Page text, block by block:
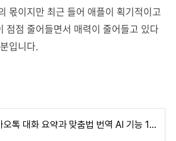
몫이지만 최근 들어 애플이 획기적이고
점점 줄어들면서 매력이 줄어들고 있다
입니다.
카카오톡 대화 요약과 맞춤법 번역 AI 기능 100% 사용방법